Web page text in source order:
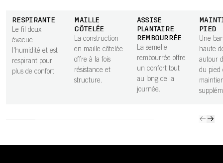
RESPIRANTE
Le fil doux
évacue
l'humidité et est
respirant pour
plus de confort.
MAILLE
CÔTELÉE
La construction
en maille côtelée
offre à la fois
résistance et
structure.
ASSISE
PLANTAIRE
REMBOURRÉE
La semelle
rembourrée offre
un confort tout
au long de la
journée.
PIED
Une
haute
autour
du pied